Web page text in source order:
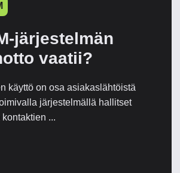
järjestelmän
vaatii?
käyttö on osa asiakaslähtöistä
järjestelmällä hallitset
...